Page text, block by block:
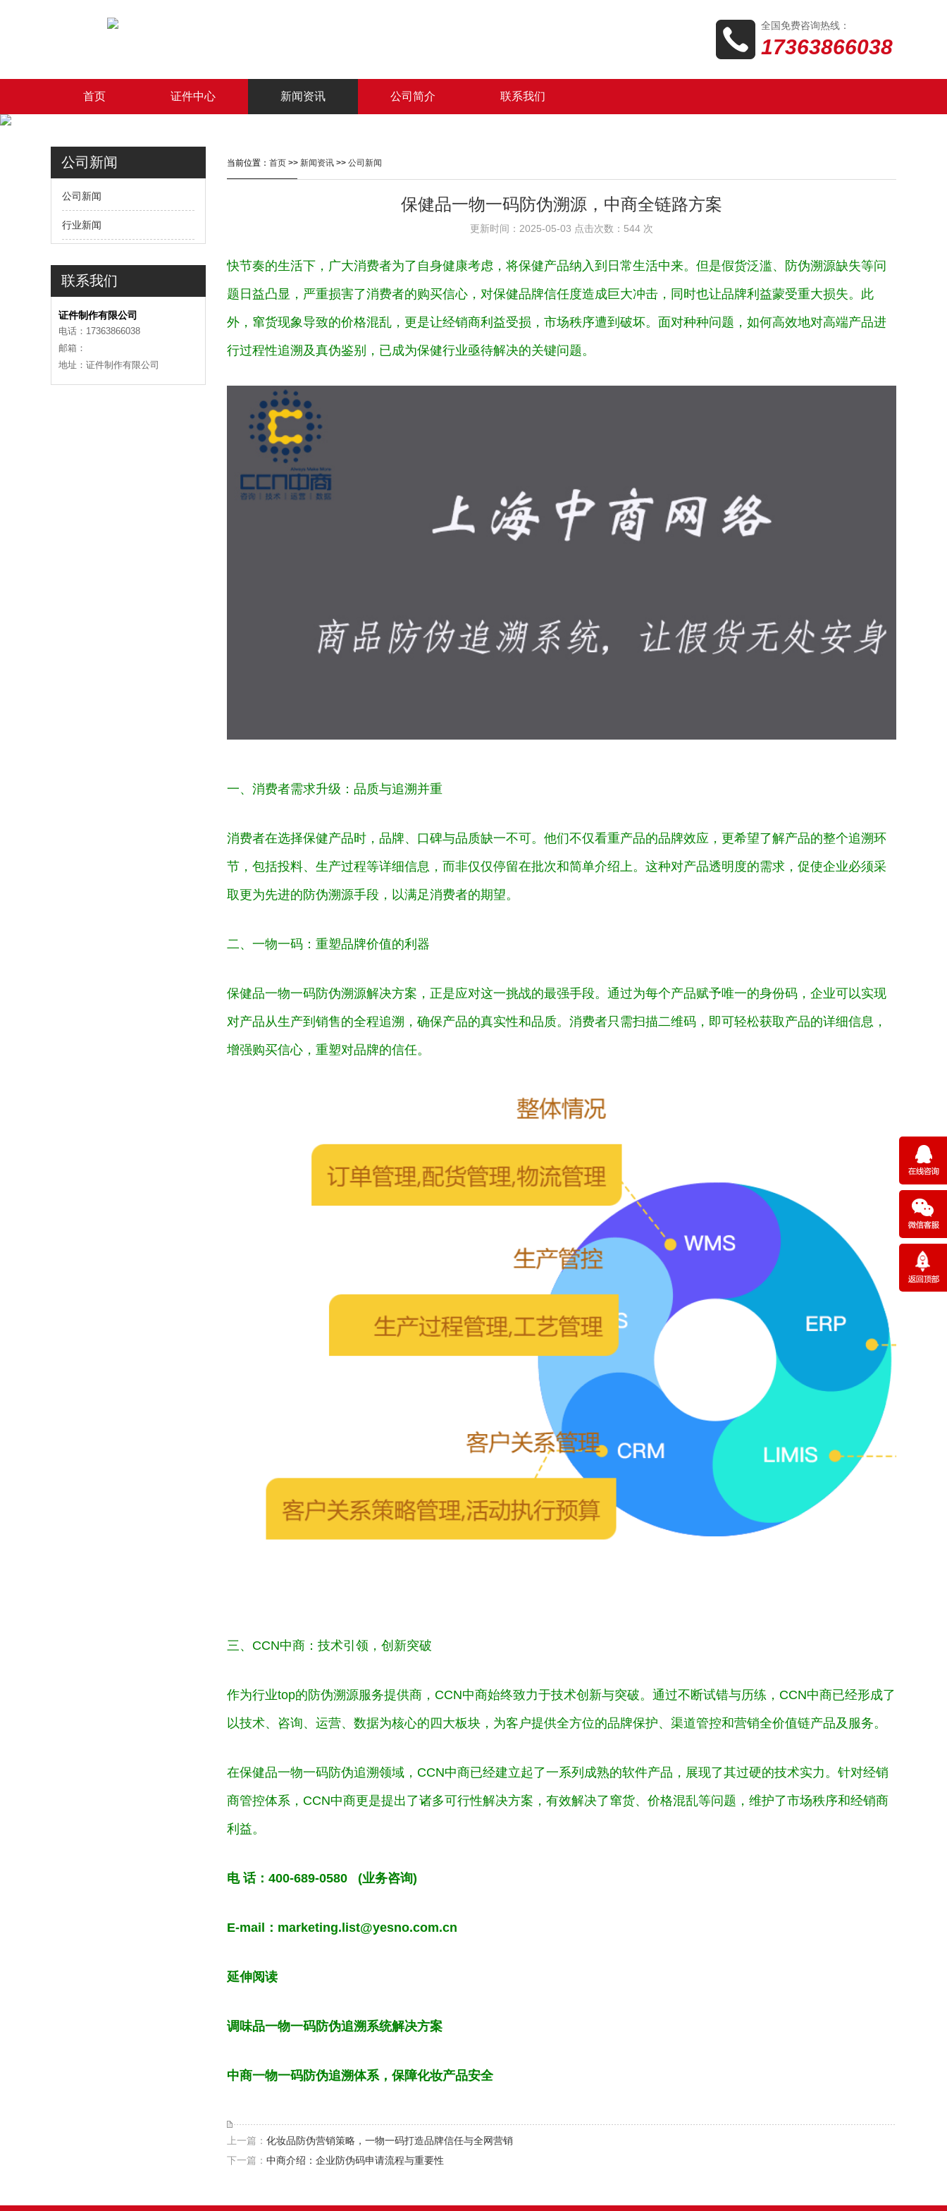
全国免费咨询热线：
17363866038
首页 证件中心 新闻资讯 公司简介 联系我们
公司新闻
公司新闻
行业新闻
联系我们
证件制作有限公司
电话：17363866038
邮箱：
地址：证件制作有限公司
当前位置： 首页 >> 新闻资讯 >> 公司新闻
保健品一物一码防伪溯源，中商全链路方案
更新时间：2025-05-03 点击次数：544 次
快节奏的生活下，广大消费者为了自身健康考虑，将保健产品纳入到日常生活中来。但是假货泛滥、防伪溯源缺失等问
题日益凸显，严重损害了消费者的购买信心，对保健品牌信任度造成巨大冲击，同时也让品牌利益蒙受重大损失。此
外，窜货现象导致的价格混乱，更是让经销商利益受损，市场秩序遭到破坏。面对种种问题，如何高效地对高端产品进
行过程性追溯及真伪鉴别，已成为保健行业亟待解决的关键问题。
一、消费者需求升级：品质与追溯并重
消费者在选择保健产品时，品牌、口碑与品质缺一不可。他们不仅看重产品的品牌效应，更希望了解产品的整个追溯环
节，包括投料、生产过程等详细信息，而非仅仅停留在批次和简单介绍上。这种对产品透明度的需求，促使企业必须采
取更为先进的防伪溯源手段，以满足消费者的期望。
二、一物一码：重塑品牌价值的利器
保健品一物一码防伪溯源解决方案，正是应对这一挑战的最强手段。通过为每个产品赋予唯一的身份码，企业可以实现
对产品从生产到销售的全程追溯，确保产品的真实性和品质。消费者只需扫描二维码，即可轻松获取产品的详细信息，
增强购买信心，重塑对品牌的信任。
三、CCN中商：技术引领，创新突破
作为行业top的防伪溯源服务提供商，CCN中商始终致力于技术创新与突破。通过不断试错与历练，CCN中商已经形成了
以技术、咨询、运营、数据为核心的四大板块，为客户提供全方位的品牌保护、渠道管控和营销全价值链产品及服务。
在保健品一物一码防伪追溯领域，CCN中商已经建立起了一系列成熟的软件产品，展现了其过硬的技术实力。针对经销
商管控体系，CCN中商更是提出了诸多可行性解决方案，有效解决了窜货、价格混乱等问题，维护了市场秩序和经销商
利益。
电话：400-689-0580 (业务咨询)
E-mail：marketing.list@yesno.com.cn
延伸阅读
调味品一物一码防伪追溯系统解决方案
中商一物一码防伪追溯体系，保障化妆产品安全
上一篇： 化妆品防伪营销策略，一物一码打造品牌信任与全网营销
下一篇： 中商介绍：企业防伪码申请流程与重要性